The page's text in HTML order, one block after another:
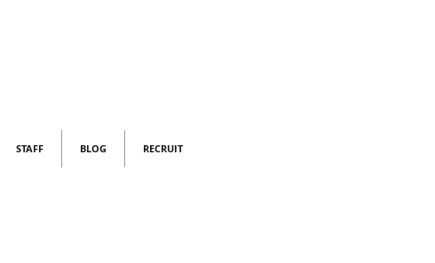
STAFF BLOG RECRUIT